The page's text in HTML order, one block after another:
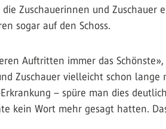
Zuschauerinnen und Zuschauer
sogar auf den Schoss.
Auftritten immer das
Zuschauer vielleicht schon
– spüre man dies
kein Wort mehr gesagt hatten.